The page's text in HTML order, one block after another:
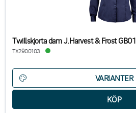
Twillskjorta dam J.Harvest & Frost GB01
TX2900103
VARIANTER